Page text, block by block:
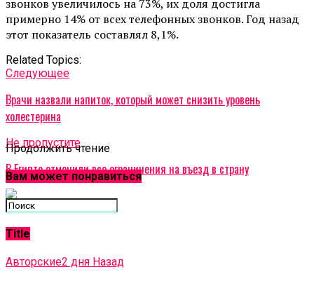
звонков увеличилось на 73%, их доля достигла
примерно 14% от всех телефонных звонков. Год назад
этот показатель составлял 8,1%.
Related Topics:
Cледующее
Врачи назвали напиток, который может снизить уровень
холестерина
Не пропустите
В Египте отменили все ограничения на въезд в страну
Продолжить чтение
Вам может понравиться
Title
Авторские2 дня Назад